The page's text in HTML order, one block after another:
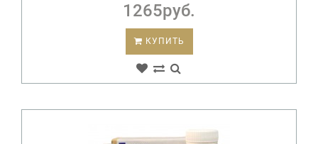
1265руб.
КУПИТЬ